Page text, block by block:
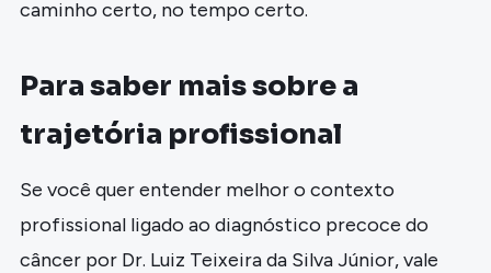
caminho certo, no tempo certo.
Para saber mais sobre a
trajetória profissional
Se você quer entender melhor o contexto
profissional ligado ao diagnóstico precoce do
câncer por Dr. Luiz Teixeira da Silva Júnior, vale